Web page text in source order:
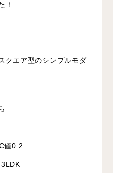
！
クエア型のシンプルモダ
値0.2